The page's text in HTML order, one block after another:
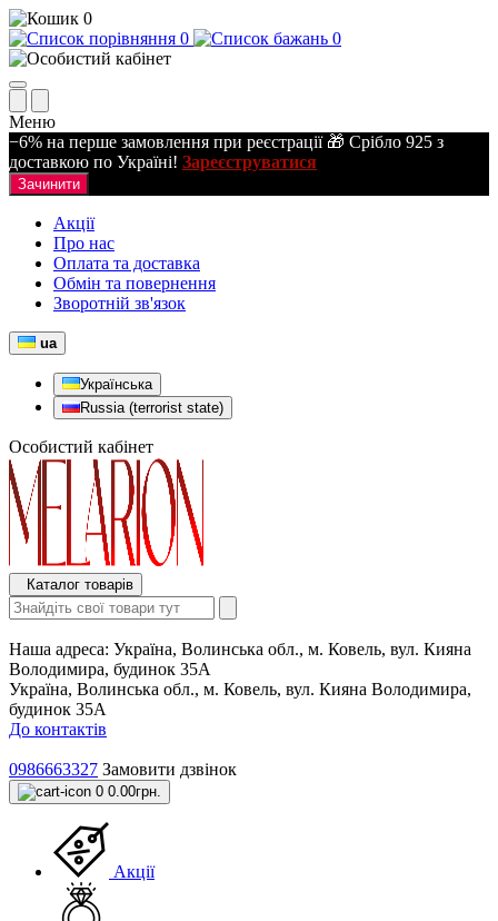
0
0
0
Меню
−6% на перше замовлення при реєстрації 🎁 Срібло 925 з
доставкою по Україні! Зареєструватися
Зачинити
Акції
Про нас
Оплата та доставка
Обмін та повернення
Зворотній зв'язок
ua
Українська
Russia (terrorist state)
Особистий кабінет
Каталог товарів
Наша адреса: Україна, Волинська обл., м. Ковель, вул. Кияна
Володимира, будинок 35А
Україна, Волинська обл., м. Ковель, вул. Кияна Володимира,
будинок 35А
До контактів
0986663327 Замовити дзвінок
0 0.00грн.
Акції